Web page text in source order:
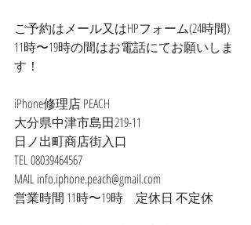
ご予約はメール又はHPフォーム(24時間)
11時〜19時の間はお電話にてお願いしま
す！
iPhone修理店 PEACH
大分県中津市島田219-11
日ノ出町商店街入口
TEL 08039464567
MAIL info.iphone.peach@gmail.com
営業時間 11時〜19時　定休日 不定休